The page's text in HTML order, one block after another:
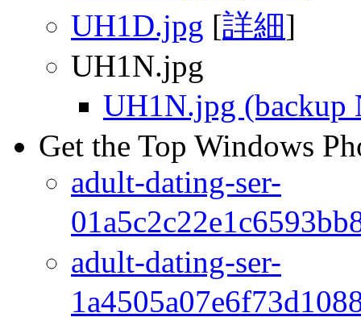
UH1D.jpg [詳細]
UH1N.jpg
UH1N.jpg (backup
Get the Top Windows
adult-dating-ser-
adult-dating-ser-